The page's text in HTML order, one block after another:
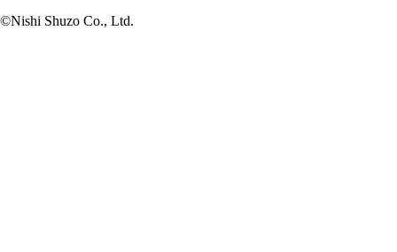
©Nishi Shuzo Co., Ltd.